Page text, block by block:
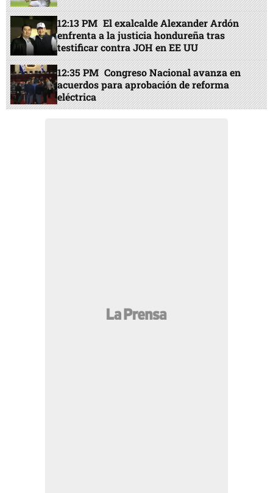
12:13 PM El exalcalde Alexander Ardón
enfrenta a la justicia hondureña tras
testificar contra JOH en EE UU
12:35 PM Congreso Nacional avanza en
acuerdos para aprobación de reforma
eléctrica